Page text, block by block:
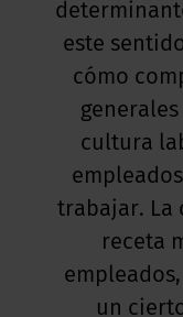
este
cómo
cultura
trabajar. La
receta
un